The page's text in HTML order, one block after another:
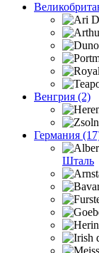
Венгрия (2)
Германия
Шталь